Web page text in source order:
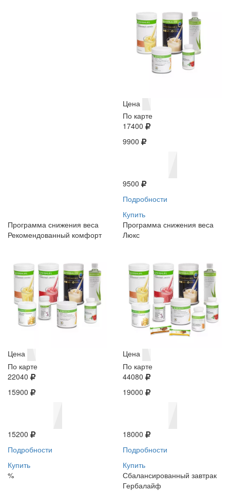
Цена
По карте
17400
9900
9500
Подробности
Купить
Программа снижения веса
Рекомендованный комфорт
Цена
По карте
22040
15900
15200
Подробности
Купить
%
Программа снижения веса
Люкс
Цена
По карте
44080
19000
18000
Подробности
Купить
Сбалансированный завтрак
Гербалайф